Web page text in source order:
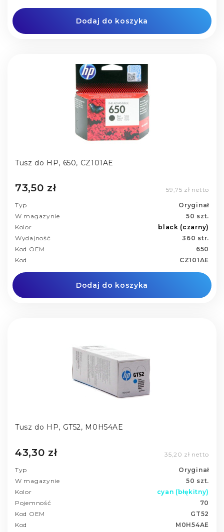
Dodaj do koszyka
Tusz do HP, 650, CZ101AE
73,50 zł 59,75 zł netto
Typ
Oryginał
W magazynie
50 szt.
Kolor
black (czarny)
Wydajność
360 str.
Kod OEM
650
Kod
CZ101AE
Dodaj do koszyka
Tusz do HP, GT52, M0H54AE
43,30 zł 35,20 zł netto
Typ
Oryginał
W magazynie
50 szt.
Kolor
cyan (błękitny)
Pojemność
70
Kod OEM
GT52
Kod
M0H54AE